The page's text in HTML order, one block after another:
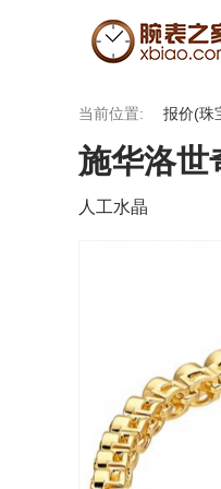
当前位置: 报价(珠
施华洛世
人工水晶